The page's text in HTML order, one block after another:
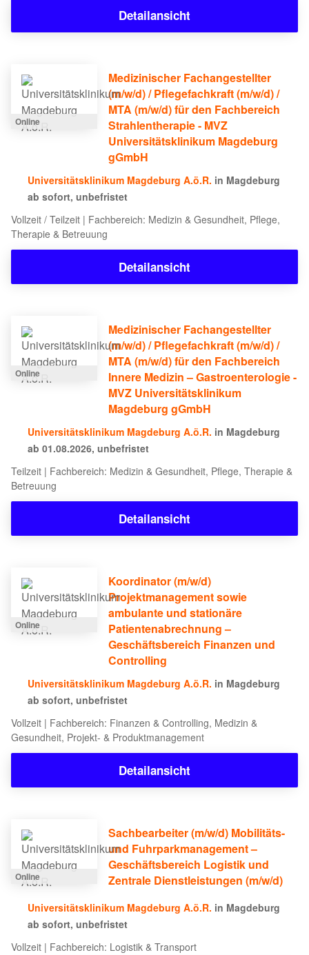
Detailansicht
Online
Medizinischer Fachangestellter
(m/w/d) / Pflegefachkraft (m/w/d) /
MTA (m/w/d) für den Fachbereich
Strahlentherapie - MVZ
Universitätsklinikum Magdeburg
gGmbH
Universitätsklinikum Magdeburg A.ö.R. in Magdeburg
ab sofort, unbefristet
Vollzeit / Teilzeit | Fachbereich: Medizin & Gesundheit, Pflege,
Therapie & Betreuung
Detailansicht
Online
Medizinischer Fachangestellter
(m/w/d) / Pflegefachkraft (m/w/d) /
MTA (m/w/d) für den Fachbereich
Innere Medizin – Gastroenterologie -
MVZ Universitätsklinikum
Magdeburg gGmbH
Universitätsklinikum Magdeburg A.ö.R. in Magdeburg
ab 01.08.2026, unbefristet
Teilzeit | Fachbereich: Medizin & Gesundheit, Pflege, Therapie &
Betreuung
Detailansicht
Online
Koordinator (m/w/d)
Projektmanagement sowie
ambulante und stationäre
Patientenabrechnung –
Geschäftsbereich Finanzen und
Controlling
Universitätsklinikum Magdeburg A.ö.R. in Magdeburg
ab sofort, unbefristet
Vollzeit | Fachbereich: Finanzen & Controlling, Medizin &
Gesundheit, Projekt- & Produktmanagement
Detailansicht
Online
Sachbearbeiter (m/w/d) Mobilitäts-
und Fuhrparkmanagement –
Geschäftsbereich Logistik und
Zentrale Dienstleistungen (m/w/d)
Universitätsklinikum Magdeburg A.ö.R. in Magdeburg
ab sofort, unbefristet
Vollzeit | Fachbereich: Logistik & Transport